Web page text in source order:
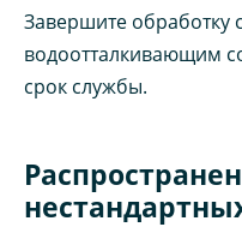
Завершите обработку
водоотталкивающим
срок службы.